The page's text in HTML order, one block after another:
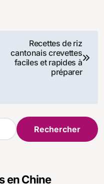
Recettes de riz
cantonais crevettes
faciles et rapides à
préparer
en Chine